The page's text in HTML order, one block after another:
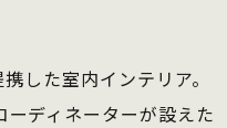
携した室内インテリア。
ーディネーターが設えた